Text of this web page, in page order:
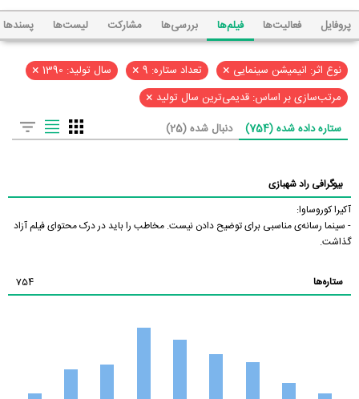
پروفایل فعالیت‌ها فیلم‌ها بررسی‌ها مشارکت لیست‌ها پسند‌ها
نوع اثر: انیمیشن سینمایی × تعداد ستاره: 9 × سال تولید: 1390 ×
مرتب‌سازی بر اساس: قدیمی‌ترین سال تولید ×
ستاره داده شده (754) دنبال شده (25)
بیوگرافی راد شهبازی
آکیرا کوروساوا:
- سینما رسانه‌ی مناسبی برای توضیح دادن نیست. مخاطب را باید در درک محتوای فیلم آزاد
گذاشت.
ستاره‌ها 754